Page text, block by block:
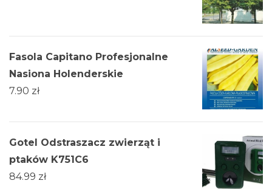
Fasola Capitano Profesjonalne
Nasiona Holenderskie
7.90 zł
Gotel Odstraszacz zwierząt i
ptaków K751C6
84.99 zł